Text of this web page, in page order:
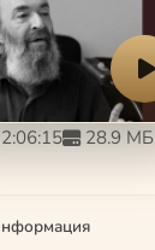
2:06:15 28.9 МБ